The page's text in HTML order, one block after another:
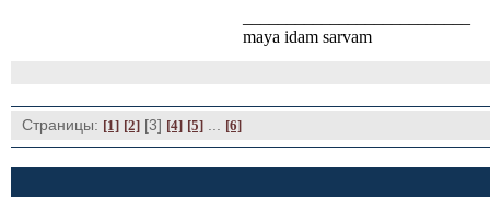
maya idam sarvam
Страницы: [1] [2] [3] [4] [5] [6]